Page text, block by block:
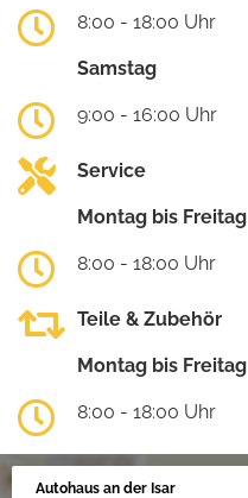
8:00 - 18:00 Uhr
Samstag
9:00 - 16:00 Uhr
Service
Montag bis Freitag
8:00 - 18:00 Uhr
Teile & Zubehör
Montag bis Freitag
8:00 - 18:00 Uhr
Autohaus an der Isar